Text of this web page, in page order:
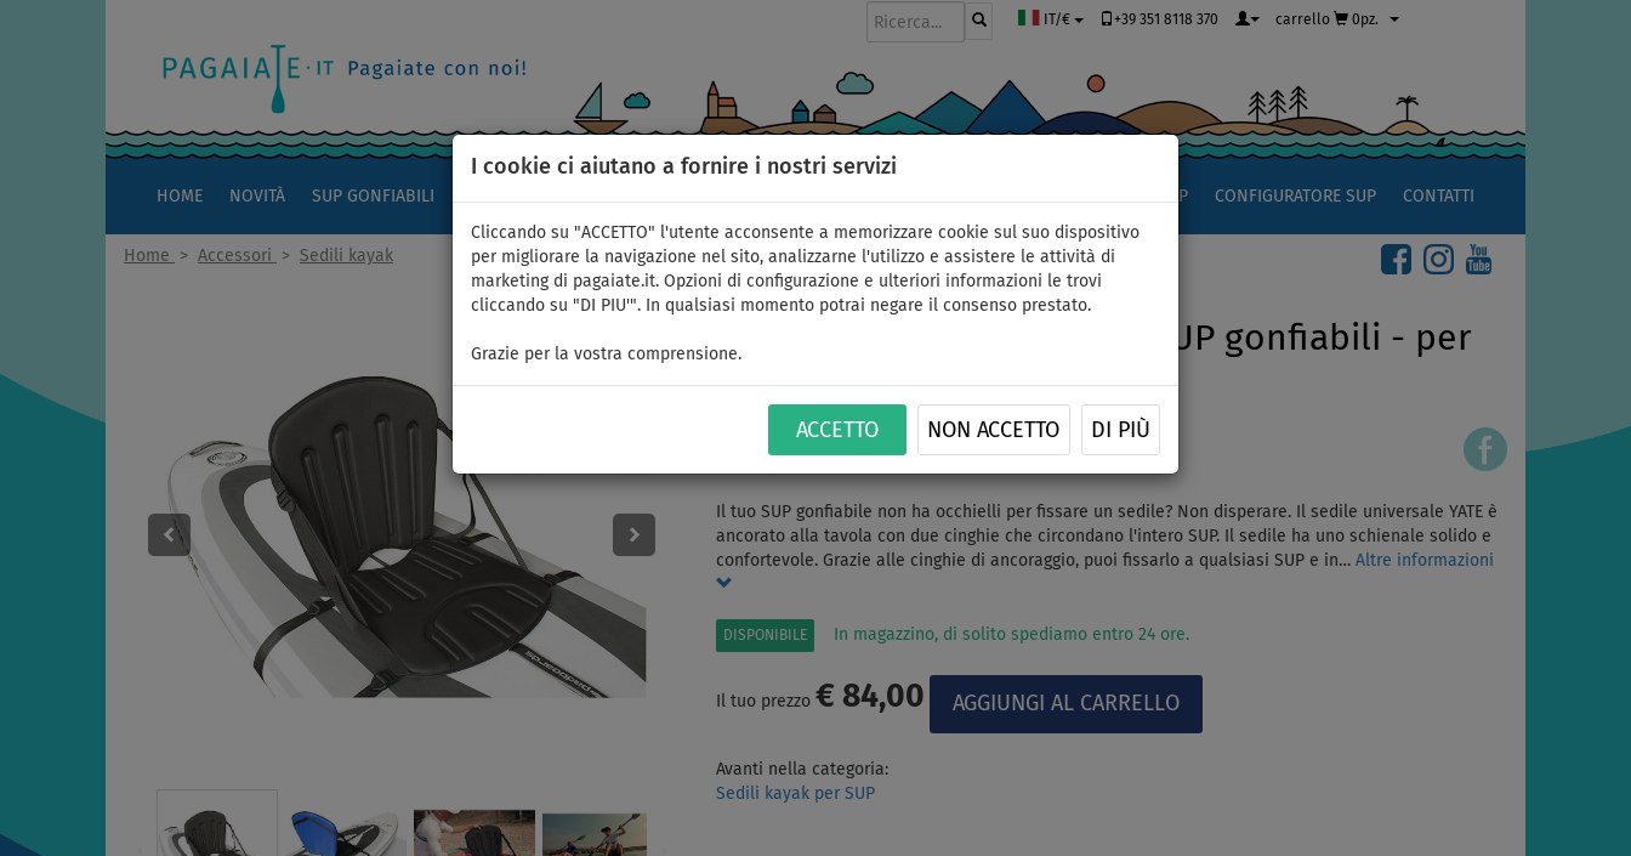
I cookie ci aiutano a fornire i nostri servizi
Cliccando su "ACCETTO" l'utente acconsente a memorizzare cookie sul suo dispositivo
per migliorare la navigazione nel sito, analizzarne l'utilizzo e assistere le attività di
marketing di pagaiate.it. Opzioni di configurazione e ulteriori informazioni le trovi
cliccando su "DI PIU'". In qualsiasi momento potrai negare il consenso prestato.
Grazie per la vostra comprensione.
ACCETTO NON ACCETTO DI PIÙ
IT/€ +39 351 8118 370 carrello 0pz.
HOME NOVITÀ SUP GONFIABILI APPROCCIO AL SUP CONFIGURATORE SUP CONTATTI
Home > Accessori > Sedili kayak
Sedile per kayak YATE per SUP gonfiabili - per
fissaggio senza occhielli
Il tuo SUP gonfiabile non ha occhielli per fissare un sedile? Non disperare. Il sedile universale YATE è
ancorato alla tavola con due cinghie che circondano l'intero SUP. Il sedile ha uno schienale solido e
confortevole. Grazie alle cinghie di ancoraggio, puoi fissarlo a qualsiasi SUP e in… Altre informazioni
DISPONIBILE In magazzino, di solito spediamo entro 24 ore.
Il tuo prezzo € 84,00
Avanti nella categoria:
Sedili kayak per SUP